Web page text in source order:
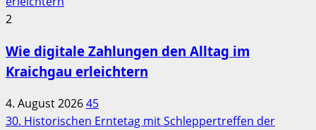
2
Wie digitale Zahlungen den Alltag im
Kraichgau erleichtern
4. August 202645
30. Historischen Erntetag mit Schleppertreffen der